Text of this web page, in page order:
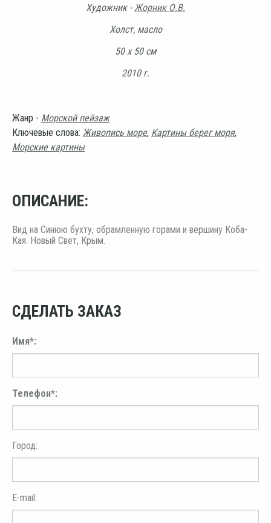
Художник -Жорник О.В.
Холст, масло
50 х 50 см
2010 г.
Жанр - Морской пейзаж
Ключевые слова: Живопись море, Картины берег моря,
Морские картины
ОПИСАНИЕ:
Вид на Синюю бухту, обрамленную горами и вершину Коба-
Кая. Новый Свет, Крым.
СДЕЛАТЬ ЗАКАЗ
Имя*:
Телефон*:
Город:
E-mail: